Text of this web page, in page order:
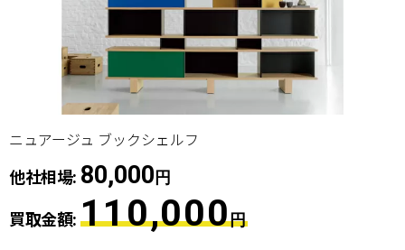
ニュアージュ ブックシェルフ
他社相場: 80,000円
買取金額:110,000円